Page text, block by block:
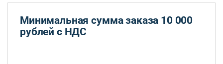
Минимальная сумма заказа 10 000
рублей с НДС